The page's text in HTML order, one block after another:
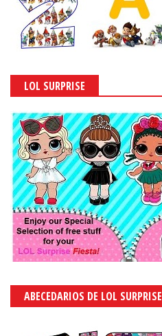
LOL SURPRISE
ABECEDARIOS DE LOL SURPRISE